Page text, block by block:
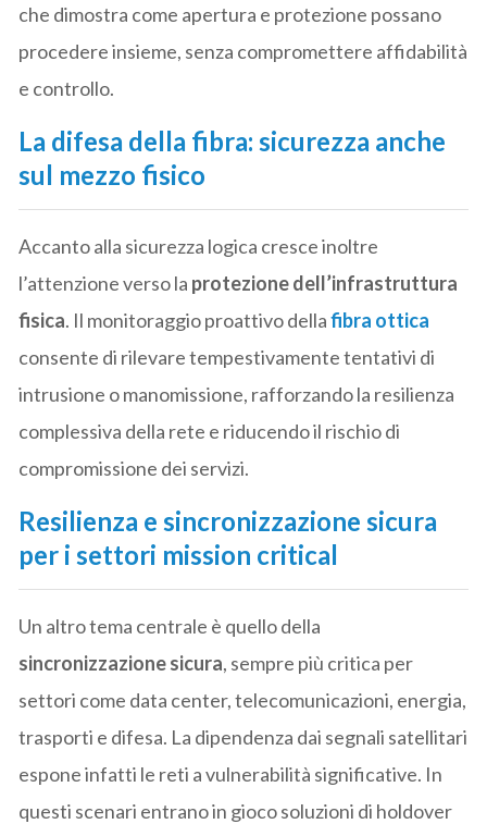
che dimostra come apertura e protezione possano
procedere insieme, senza compromettere affidabilità
e controllo.
La difesa della fibra: sicurezza anche
sul mezzo fisico
Accanto alla sicurezza logica cresce inoltre
l’attenzione verso la protezione dell’infrastruttura
fisica. Il monitoraggio proattivo dellafibra ottica
consente di rilevare tempestivamente tentativi di
intrusione o manomissione, rafforzando la resilienza
complessiva della rete e riducendo il rischio di
compromissione dei servizi.
Resilienza e sincronizzazione sicura
per i settori mission critical
Un altro tema centrale è quello della
sincronizzazione sicura, sempre più critica per
settori come data center, telecomunicazioni, energia,
trasporti e difesa. La dipendenza dai segnali satellitari
espone infatti le reti a vulnerabilità significative. In
questi scenari entrano in gioco soluzioni di holdover